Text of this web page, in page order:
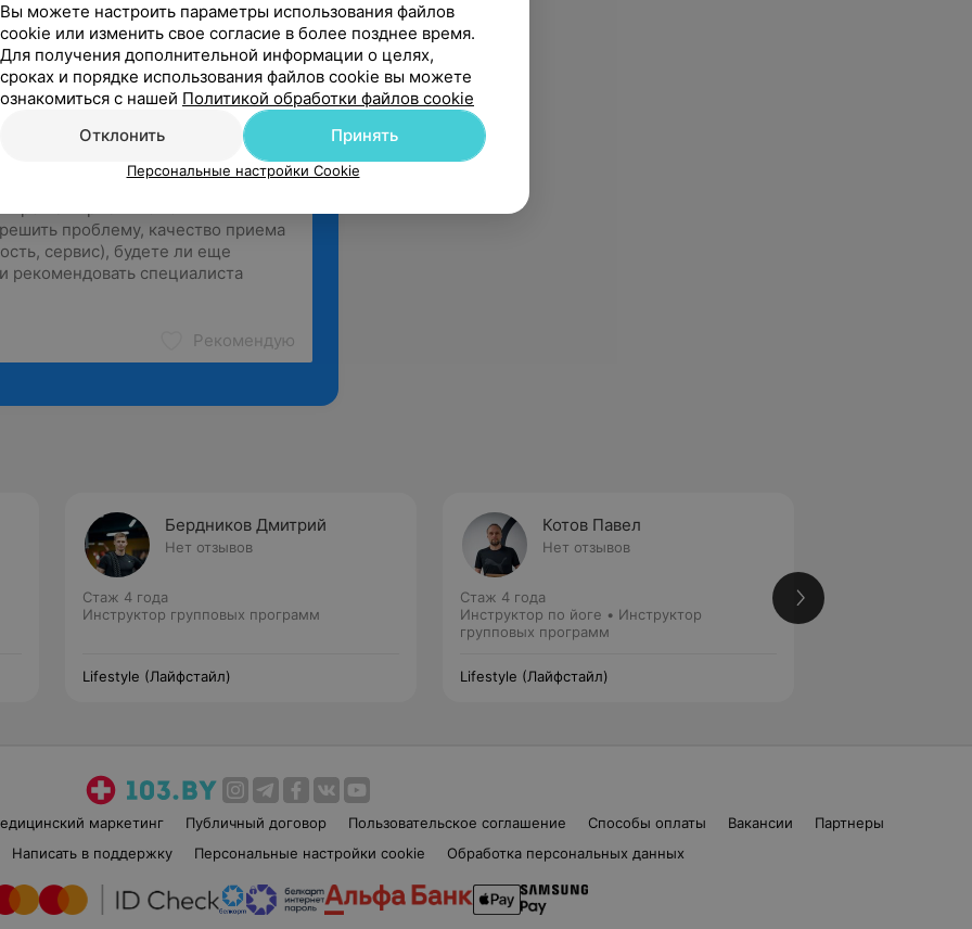
TRX.
Рекомендую
Бердников Дмитрий
Нет отзывов
Стаж 4 года
Инструктор групповых программ
Lifestyle (Лайфстайл)
Котов Павел
Нет отзывов
Стаж 4 года
Инструктор по йоге • Инструктор
групповых программ
Lifestyle (Лайфстайл)
маркетинг Публичный договор Пользовательское соглашение Способы оплаты Вакансии
Партнеры
Написать в поддержку Персональные настройки cookie Обработка персональных данных
Вы можете настроить параметры использования файлов
cookie или изменить свое согласие в более позднее время.
Для получения дополнительной информации о целях,
сроках и порядке использования файлов cookie вы можете
ознакомиться с нашей Политикой обработки файлов cookie
Отклонить
Принять
Персональные настройки Cookie